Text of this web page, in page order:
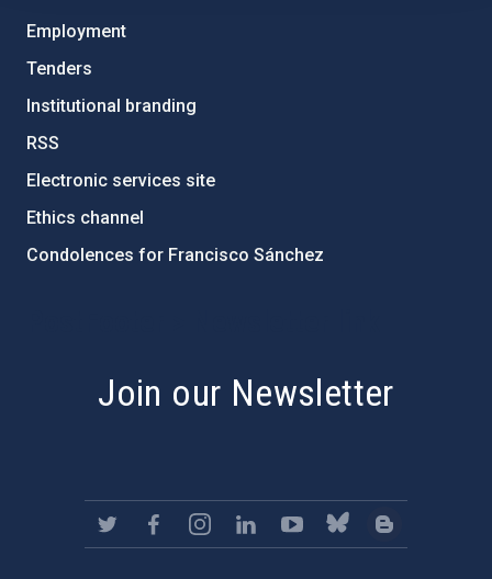
Employment
Tenders
Institutional branding
RSS
Electronic services site
Ethics channel
Condolences for Francisco Sánchez
Join our Newsletter